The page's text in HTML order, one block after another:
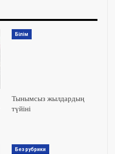
Білім
Тынымсыз жылдардың
түйіні
Без рубрики